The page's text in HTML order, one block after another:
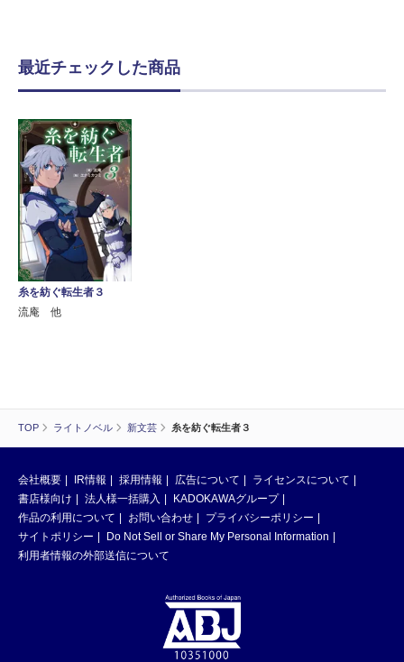
TOP ライトノベル 新文芸 糸を紡ぐ転生者３
最近チェックした商品
糸を紡ぐ転生者３
流庵 他
会社概要 IR情報 採用情報 広告について
ライセンスについて
書店様向け
法人様一括購入
KADOKAWAグループ
作品の利用について
お問い合わせ
プライバシーポリシー
サイトポリシー
Do Not Sell or Share My Personal Information
利用者情報の外部送信について